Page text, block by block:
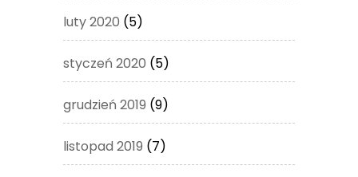
luty 2020 (5)
styczeń 2020 (5)
grudzień 2019 (9)
listopad 2019 (7)